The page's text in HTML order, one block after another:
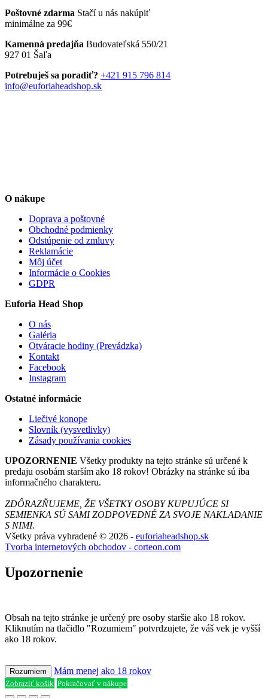
vybrať
na
produktu.
through
29,90 €
má
viacero
Možnosti
vybrať
na
Poštovné zdarma Stačí u nás nakúpiť
minimálne za 99€
Kamenná predajňa Budovateľská 550/21
927 01 Šaľa
Potrebuješ sa poradiť? +421 915 796 814
info@euforiaheadshop.sk
O nákupe
Doprava a poštovné
Obchodné podmienky
Odstúpenie od zmluvy
Reklamácie
Môj účet
Informácie o Cookies
GDPR
Euforia Head Shop
O nás
Galéria
Otváracie hodiny (Prevádzka)
Kontakt
Facebook
Instagram
Ostatné informácie
Liečivé konope
Slovník (vysvetlivky)
Zásady používania cookies
UPOZORNENIE Všetky produkty na tejto stránke sú určené k
predaju osobám starším ako 18 rokov! Obrázky na stránke sú iba
informačného charakteru.
ZDÔRAZŇUJEME, ŽE VŠETKY OSOBY KUPUJÚCE SI
SEMIENKA SÚ SAMI ZODPOVEDNÉ ZA SVOJE NAKLADANIE
S NIMI.
Všetky práva vyhradené © 2026 - euforiaheadshop.sk
Tvorba internetových obchodov - corteon.com
Upozornenie
Obsah na tejto stránke je určený pre osoby staršie ako 18 rokov.
Kliknutím na tlačidlo "Rozumiem" potvrdzujete, že váš vek je vyšší
ako 18 rokov.
Rozumiem Mám menej ako 18 rokov
Zobraziť košík Pokračovať v nákupe